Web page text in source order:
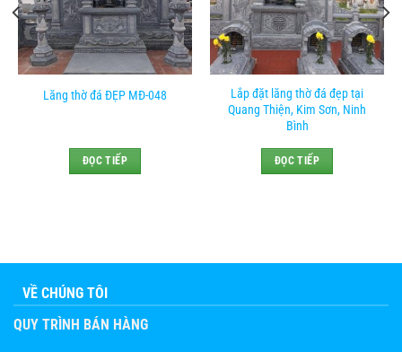
Lăng thờ đá ĐẸP MĐ-048
ĐỌC TIẾP
Lắp đặt lăng thờ đá đẹp tại
Quang Thiện, Kim Sơn, Ninh
Bình
ĐỌC TIẾP
VỀ CHÚNG TÔI
QUY TRÌNH BÁN HÀNG